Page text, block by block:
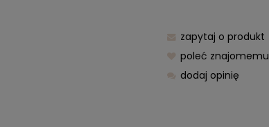
zapytaj o produkt
poleć znajomemu
dodaj opinię